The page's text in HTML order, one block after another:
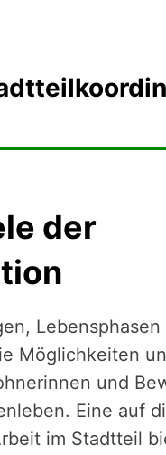
der
Möglichkeiten
und
Eine auf
im Stadtteil